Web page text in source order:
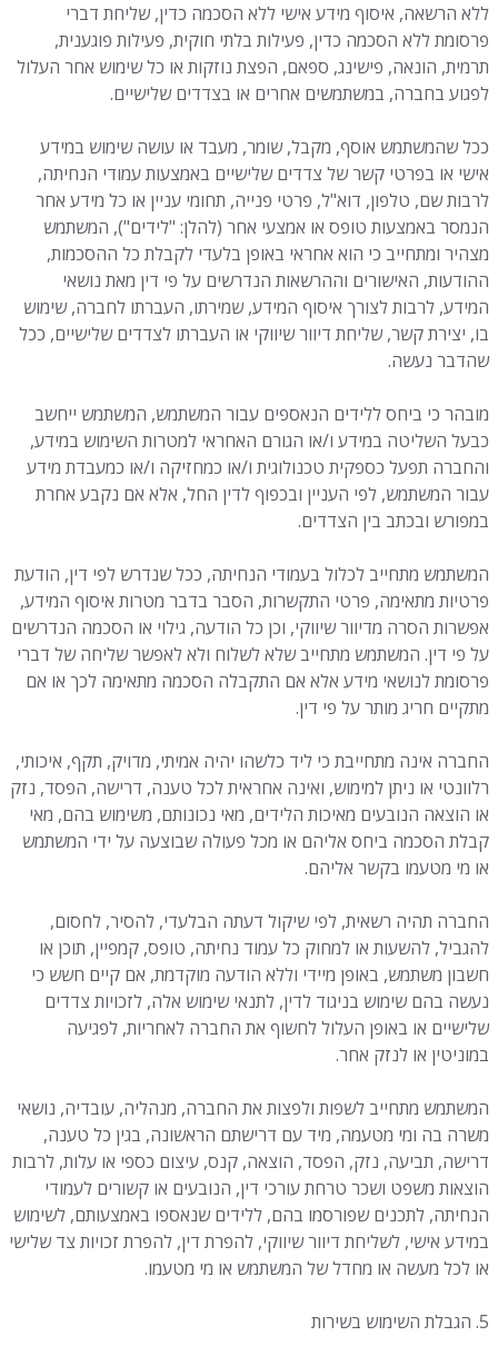
ללא הרשאה, איסוף מידע אישי ללא הסכמה כדין, שליחת דברי
פרסומת ללא הסכמה כדין, פעילות בלתי חוקית, פעילות פוגענית,
תרמית, הונאה, פישינג, ספאם, הפצת נוזקות או כל שימוש אחר העלול
לפגוע בחברה, במשתמשים אחרים או בצדדים שלישיים.
ככל שהמשתמש אוסף, מקבל, שומר, מעבד או עושה שימוש במידע
אישי או בפרטי קשר של צדדים שלישיים באמצעות עמודי הנחיתה,
לרבות שם, טלפון, דוא"ל, פרטי פנייה, תחומי עניין או כל מידע אחר
הנמסר באמצעות טופס או אמצעי אחר (להלן: "לידים"), המשתמש
מצהיר ומתחייב כי הוא אחראי באופן בלעדי לקבלת כל ההסכמות,
ההודעות, האישורים וההרשאות הנדרשים על פי דין מאת נושאי
המידע, לרבות לצורך איסוף המידע, שמירתו, העברתו לחברה, שימוש
בו, יצירת קשר, שליחת דיוור שיווקי או העברתו לצדדים שלישיים, ככל
שהדבר נעשה.
מובהר כי ביחס ללידים הנאספים עבור המשתמש, המשתמש ייחשב
כבעל השליטה במידע ו/או הגורם האחראי למטרות השימוש במידע,
והחברה תפעל כספקית טכנולוגית ו/או כמחזיקה ו/או כמעבדת מידע
עבור המשתמש, לפי העניין ובכפוף לדין החל, אלא אם נקבע אחרת
במפורש ובכתב בין הצדדים.
המשתמש מתחייב לכלול בעמודי הנחיתה, ככל שנדרש לפי דין, הודעת
פרטיות מתאימה, פרטי התקשרות, הסבר בדבר מטרות איסוף המידע,
אפשרות הסרה מדיוור שיווקי, וכן כל הודעה, גילוי או הסכמה הנדרשים
על פי דין. המשתמש מתחייב שלא לשלוח ולא לאפשר שליחה של דברי
פרסומת לנושאי מידע אלא אם התקבלה הסכמה מתאימה לכך או אם
מתקיים חריג מותר על פי דין.
החברה אינה מתחייבת כי ליד כלשהו יהיה אמיתי, מדויק, תקף, איכותי,
רלוונטי או ניתן למימוש, ואינה אחראית לכל טענה, דרישה, הפסד, נזק
או הוצאה הנובעים מאיכות הלידים, מאי נכונותם, משימוש בהם, מאי
קבלת הסכמה ביחס אליהם או מכל פעולה שבוצעה על ידי המשתמש
או מי מטעמו בקשר אליהם.
החברה תהיה רשאית, לפי שיקול דעתה הבלעדי, להסיר, לחסום,
להגביל, להשעות או למחוק כל עמוד נחיתה, טופס, קמפיין, תוכן או
חשבון משתמש, באופן מיידי וללא הודעה מוקדמת, אם קיים חשש כי
נעשה בהם שימוש בניגוד לדין, לתנאי שימוש אלה, לזכויות צדדים
שלישיים או באופן העלול לחשוף את החברה לאחריות, לפגיעה
במוניטין או לנזק אחר.
המשתמש מתחייב לשפות ולפצות את החברה, מנהליה, עובדיה, נושאי
משרה בה ומי מטעמה, מיד עם דרישתם הראשונה, בגין כל טענה,
דרישה, תביעה, נזק, הפסד, הוצאה, קנס, עיצום כספי או עלות, לרבות
הוצאות משפט ושכר טרחת עורכי דין, הנובעים או קשורים לעמודי
הנחיתה, לתכנים שפורסמו בהם, ללידים שנאספו באמצעותם, לשימוש
במידע אישי, לשליחת דיוור שיווקי, להפרת דין, להפרת זכויות צד שלישי
או לכל מעשה או מחדל של המשתמש או מי מטעמו.
5. הגבלת השימוש בשירות